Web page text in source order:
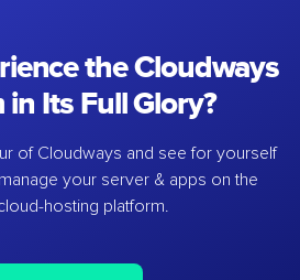
the Cloudways
Its Full Glory?
of Cloudways and see for yourself
your server & apps on the
hosting platform.